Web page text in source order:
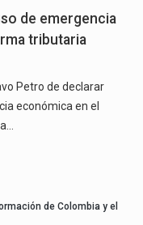
de emergencia
tributaria
Petro de declarar
económica en el
de Colombia y el